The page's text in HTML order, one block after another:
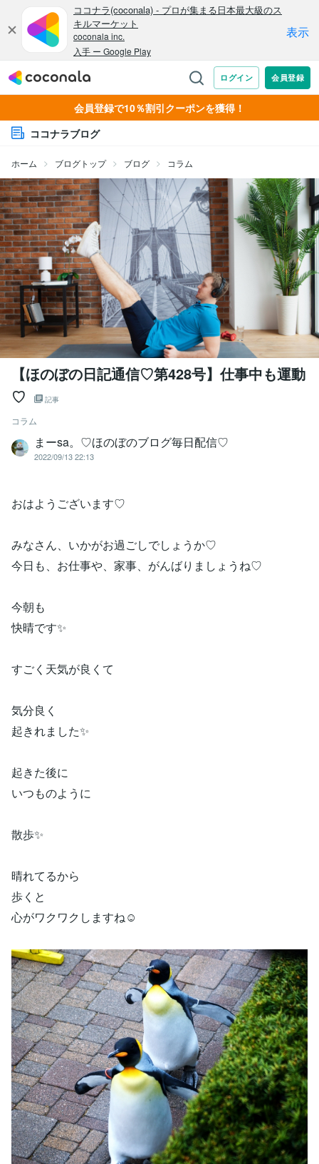
会員登録で10％割引クーポンを獲得！
ココナラブログ
ホーム ブログトップ ブログ コラム
【ほのぼの日記通信♡第428号】仕事中も運動
♡
記事
コラム
まーsa。♡ほのぼのブログ毎日配信♡
2022/09/13 22:13
おはようございます♡
みなさん、いかがお過ごしでしょうか♡
今日も、お仕事や、家事、がんばりましょうね♡
今朝も
快晴です✨
すごく天気が良くて
気分良く
起きれました✨
起きた後に
いつものように
散歩✨
晴れてるから
歩くと
心がワクワクしますね☺️